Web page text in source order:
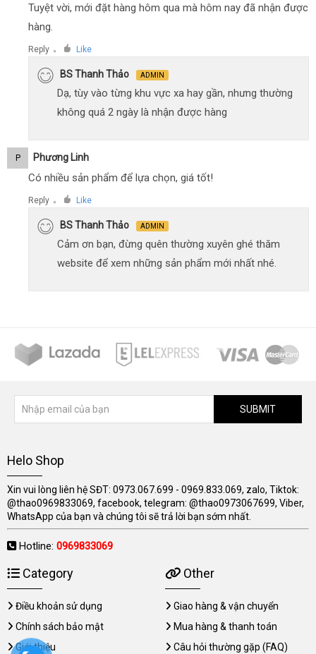
Tuyệt vời, mới đặt hàng hôm qua mà hôm nay đã nhận được
hàng.
Reply ● Like
BS Thanh Thảo ADMIN
Dạ, tùy vào từng khu vực xa hay gần, nhưng thường
không quá 2 ngày là nhận được hàng
P Phương Linh
Có nhiều sản phẩm để lựa chọn, giá tốt!
Reply ● Like
BS Thanh Thảo ADMIN
Cảm ơn bạn, đừng quên thường xuyên ghé thăm
website để xem những sản phẩm mới nhất nhé.
SUBMIT
Helo Shop
Xin vui lòng liên hệ SĐT: 0973.067.699 - 0969.833.069, zalo, Tiktok:
@thao0969833069, facebook, telegram: @thao0973067699, Viber,
WhatsApp của bạn và chúng tôi sẽ trả lời bạn sớm nhất.
Hotline: 0969833069
Category
Điều khoản sử dụng
Chính sách bảo mật
Giới thiệu
Other
Giao hàng & vận chuyển
Mua hàng & thanh toán
Câu hỏi thường gặp (FAQ)